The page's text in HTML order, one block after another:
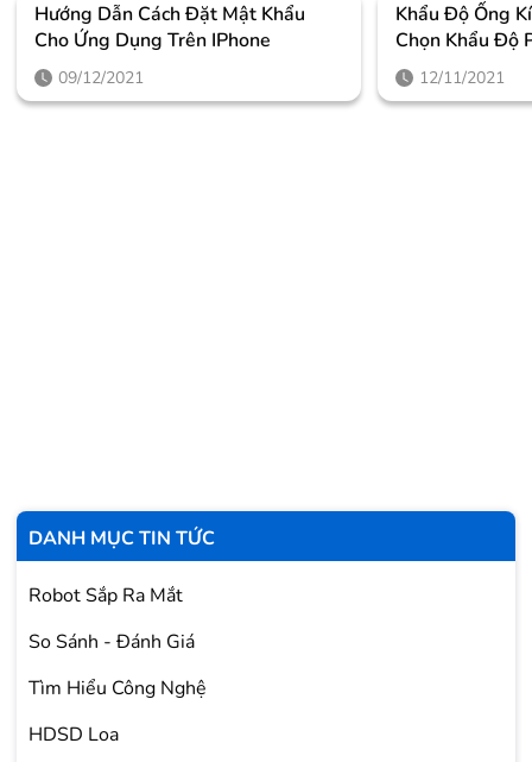
Hướng Dẫn Cách Đặt Mật Khẩu
Cho Ứng Dụng Trên IPhone
09/12/2021
Khẩu Độ Ống
Chọn Khẩu Độ
12/11/2021
DANH MỤC TIN TỨC
Robot Sắp Ra Mắt
So Sánh - Đánh Giá
Tìm Hiểu Công Nghệ
HDSD Loa